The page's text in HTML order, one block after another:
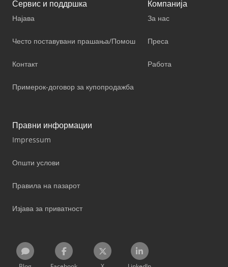
Сервис и поддршка
Најава
Често поставувани прашања/Помош
Контакт
Примерок-договор за купопродажба
Компанија
За нас
Преса
Работа
Правни информации
Impressum
Општи услови
Правила на пазарот
Изјава за приватност